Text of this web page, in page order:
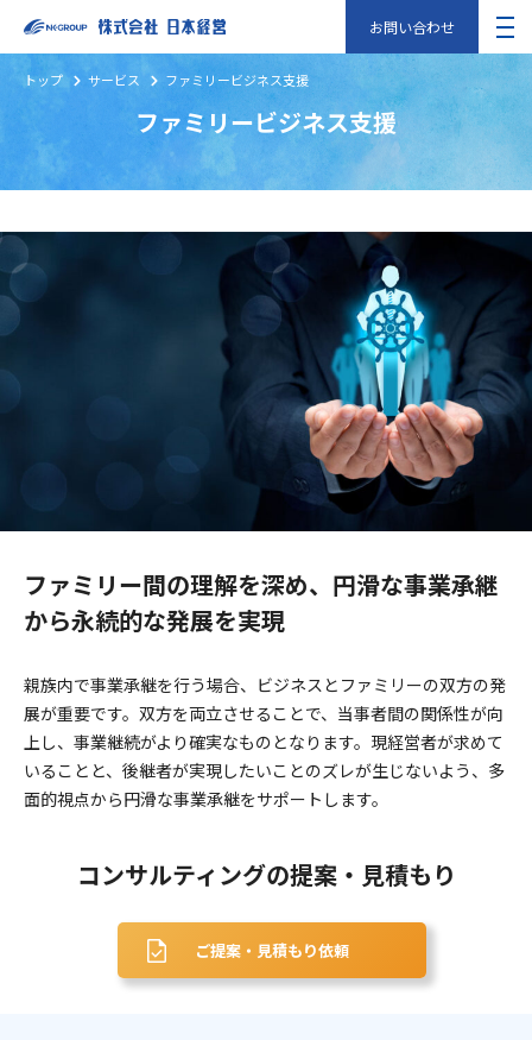
お問い合わせ
トップ サービス ファミリービジネス支援
ファミリービジネス支援
ファミリー間の理解を深め、円滑な事業承継
から永続的な発展を実現
親族内で事業承継を行う場合、ビジネスとファミリーの双方の発
展が重要です。双方を両立させることで、当事者間の関係性が向
上し、事業継続がより確実なものとなります。現経営者が求めて
いることと、後継者が実現したいことのズレが生じないよう、多
面的視点から円滑な事業承継をサポートします。
コンサルティングの提案・見積もり
ご提案・見積もり依頼